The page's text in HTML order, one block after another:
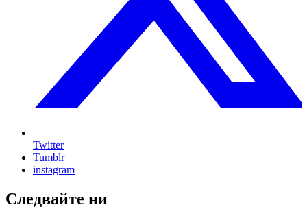
Twitter
Tumblr
instagram
Следвайте ни